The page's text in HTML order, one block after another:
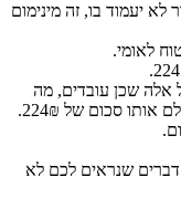
יעמוד בו, זה מינימום
אלה שכן עובדים, מה
דברים שנראים לכם לא